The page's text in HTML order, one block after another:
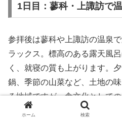
1日目：蓼科・上諏訪で
参拝後は蓼科や上諏訪の温泉
ラックス。標高のある露天風
く、就寝の質も上がります。
鍋、季節の山菜など、土地の
る地域ですが、食文化として
やスタイルが異なるため、衛
ホーム 検索